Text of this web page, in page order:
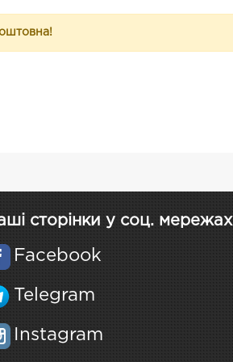
сторінки у соц. мережах
Facebook
Telegram
Instagram